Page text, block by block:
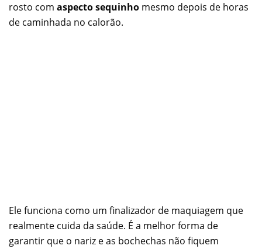
rosto com aspecto sequinho mesmo depois de horas
de caminhada no calorão.
Ele funciona como um finalizador de maquiagem que
realmente cuida da saúde. É a melhor forma de
garantir que o nariz e as bochechas não fiquem